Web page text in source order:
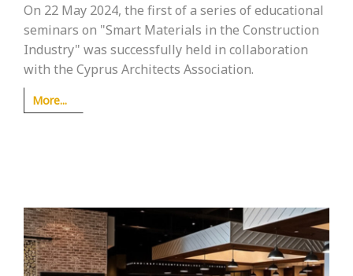
On 22 May 2024, the first of a series of educational
seminars on "Smart Materials in the Construction
Industry" was successfully held in collaboration
with the Cyprus Architects Association.
More...